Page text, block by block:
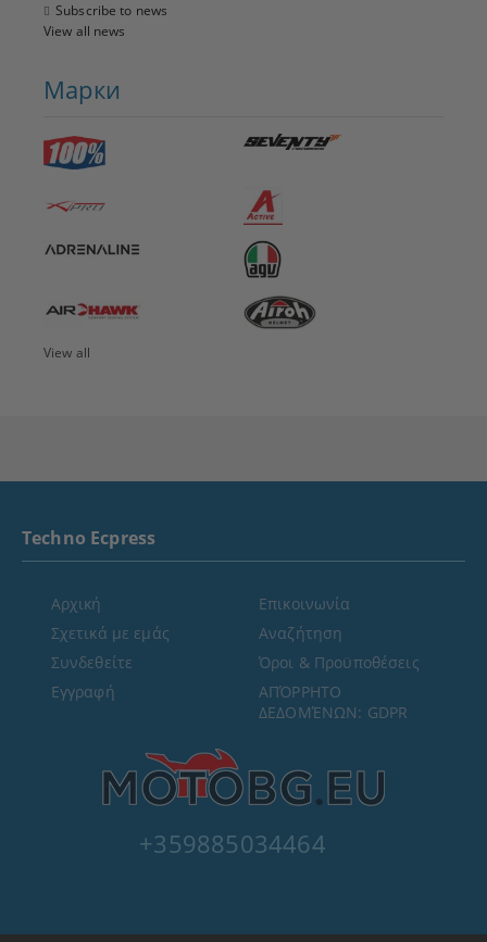
Subscribe to news
View all news
Марки
View all
+359885034464
Techno Ecpress
Αρχική
Σχετικά με εμάς
Συνδεθείτε
Εγγραφή
Επικοινωνία
Αναζήτηση
Όροι & Προϋποθέσεις
ΑΠΌΡΡΗΤΟ
ΔΕΔΟΜΈΝΩΝ: GDPR